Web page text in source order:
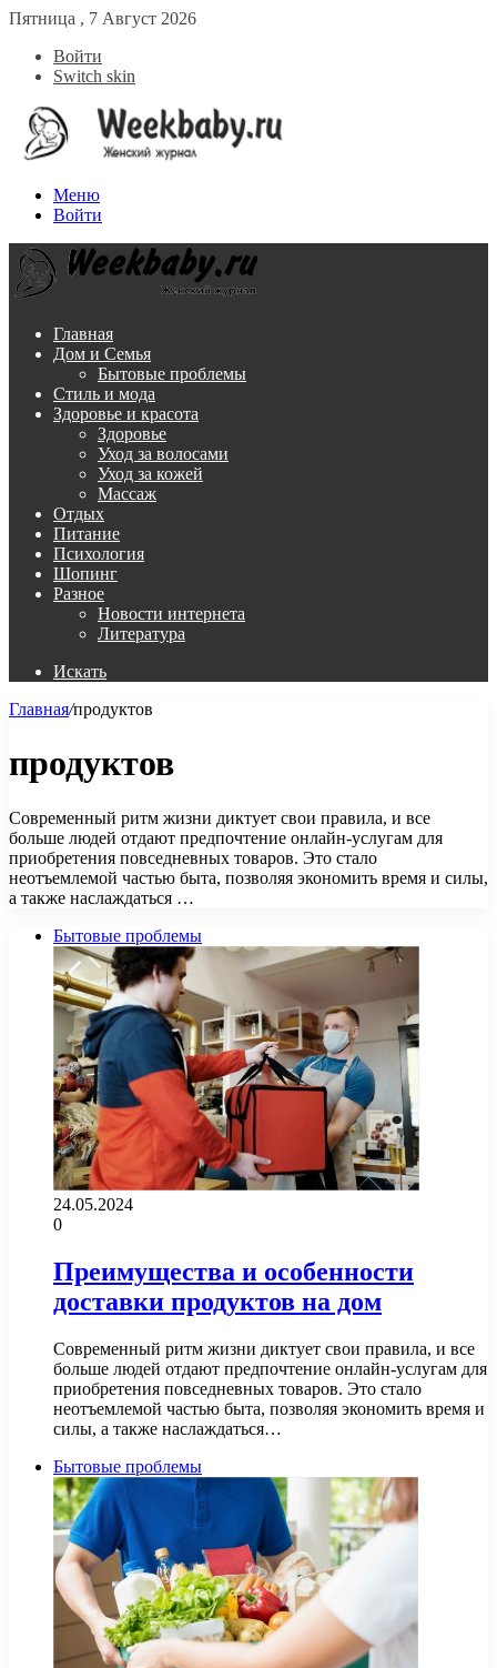
Пятница , 7 Август 2026
Войти
Switch skin
Меню
Войти
Главная
Дом и Семья
Бытовые проблемы
Стиль и мода
Здоровье и красота
Здоровье
Уход за волосами
Уход за кожей
Массаж
Отдых
Питание
Психология
Шопинг
Разное
Новости интернета
Литература
Искать
Главная/продуктов
продуктов
Современный ритм жизни диктует свои правила, и все
больше людей отдают предпочтение онлайн-услугам для
приобретения повседневных товаров. Это стало
неотъемлемой частью быта, позволяя экономить время и силы,
а также наслаждаться …
Бытовые проблемы
24.05.2024
0
Преимущества и особенности
доставки продуктов на дом
Современный ритм жизни диктует свои правила, и все
больше людей отдают предпочтение онлайн-услугам для
приобретения повседневных товаров. Это стало
неотъемлемой частью быта, позволяя экономить время и
силы, а также наслаждаться…
Бытовые проблемы